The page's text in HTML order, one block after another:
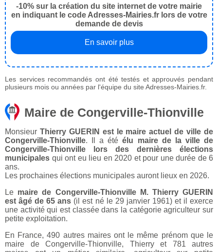
-10% sur la création du site internet de votre mairie
en indiquant le code Adresses-Mairies.fr lors de votre
demande de devis
En savoir plus
Les services recommandés ont été testés et approuvés pendant
plusieurs mois ou années par l'équipe du site Adresses-Mairies.fr.
Maire de Congerville-Thionville
Monsieur Thierry GUERIN est le maire actuel de ville de
Congerville-Thionville. Il a étéélu maire de la ville de
Congerville-Thionville lors des dernières élections
municipales qui ont eu lieu en 2020 et pour une durée de 6
ans.
Les prochaines élections municipales auront lieux en 2026.
Le maire de Congerville-Thionville M. Thierry GUERIN
est âgé de 65 ans (il est né le 29 janvier 1961) et il exerce
une activité qui est classée dans la catégorie agriculteur sur
petite exploitation.
En France, 490 autres maires ont le même prénom que le
maire de Congerville-Thionville, Thierry et 781 autres